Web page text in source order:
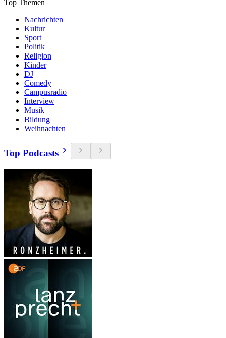
Top Themen
Nachrichten
Kultur
Sport
Politik
Religion
Kinder
DJ
Comedy
Campusradio
Interview
Musik
Bildung
Weihnachten
Top Podcasts